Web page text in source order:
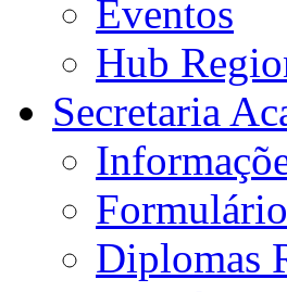
Eventos
Hub
Secretaria
Diplomas